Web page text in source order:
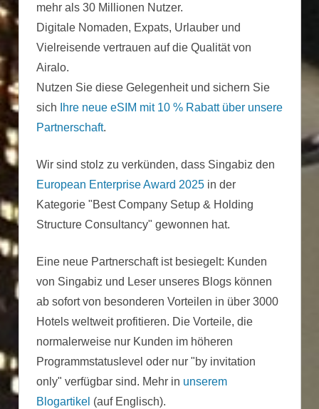
mehr als 30 Millionen Nutzer.
Digitale Nomaden, Expats, Urlauber und
Vielreisende vertrauen auf die Qualität von
Airalo.
Nutzen Sie diese Gelegenheit und sichern Sie
sich
Ihre neue eSIM mit 10 % Rabatt über unsere
Partnerschaft.
Wir sind stolz zu verkünden, dass Singabiz den
European Enterprise Award 2025in der
Kategorie "Best Company Setup & Holding
Structure Consultancy" gewonnen hat.
Eine neue Partnerschaft ist besiegelt: Kunden
von Singabiz und Leser unseres Blogs können
ab sofort von besonderen Vorteilen in über 3000
Hotels weltweit profitieren. Die Vorteile, die
normalerweise nur Kunden im höheren
Programmstatuslevel oder nur "by invitation
only" verfügbar sind. Mehr in unserem
Blogartikel (auf Englisch).